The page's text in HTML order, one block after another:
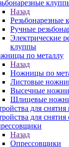
Назад
Резьбонарезные
Ручные
Электрические
клуппы
по металлу
Назад
Ножницы по
Листовые
Высечные
Шлицевые
для
для
Назад
Опрессовщики